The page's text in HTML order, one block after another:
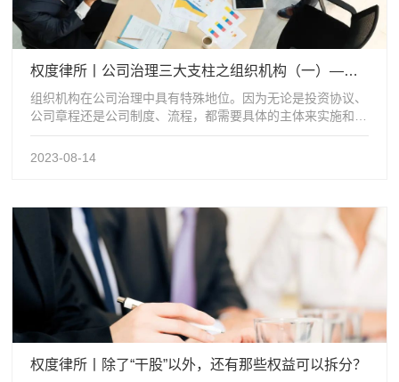
权度律所丨公司治理三大支柱之组织机构（一）——股东（大）会
组织机构在公司治理中具有特殊地位。因为无论是投资协议、
公司章程还是公司制度、流程，都需要具体的主体来实施和执
行，这个主体就是组织机构及其组成...
2023-08-14
权度律所丨除了“干股”以外，还有那些权益可以拆分？